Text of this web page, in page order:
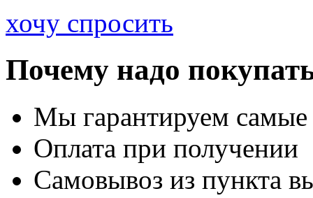
хочу спросить
Почему надо
Мы гарантируем
Оплата при получении
Самовывоз из пункта